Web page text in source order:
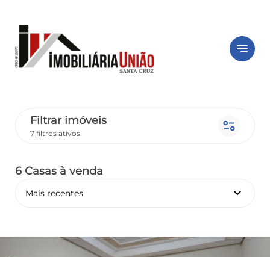
notes
Filtrar imóveis
7 filtros ativos page_info
6 Casas à venda
Mais recentes keyboard_arrow_down